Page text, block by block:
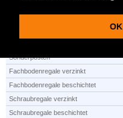
OK
Produktauswahl
Sonderposten
Fachbodenregale verzinkt
Fachbodenregale beschichtet
Schraubregale verzinkt
Schraubregale beschichtet